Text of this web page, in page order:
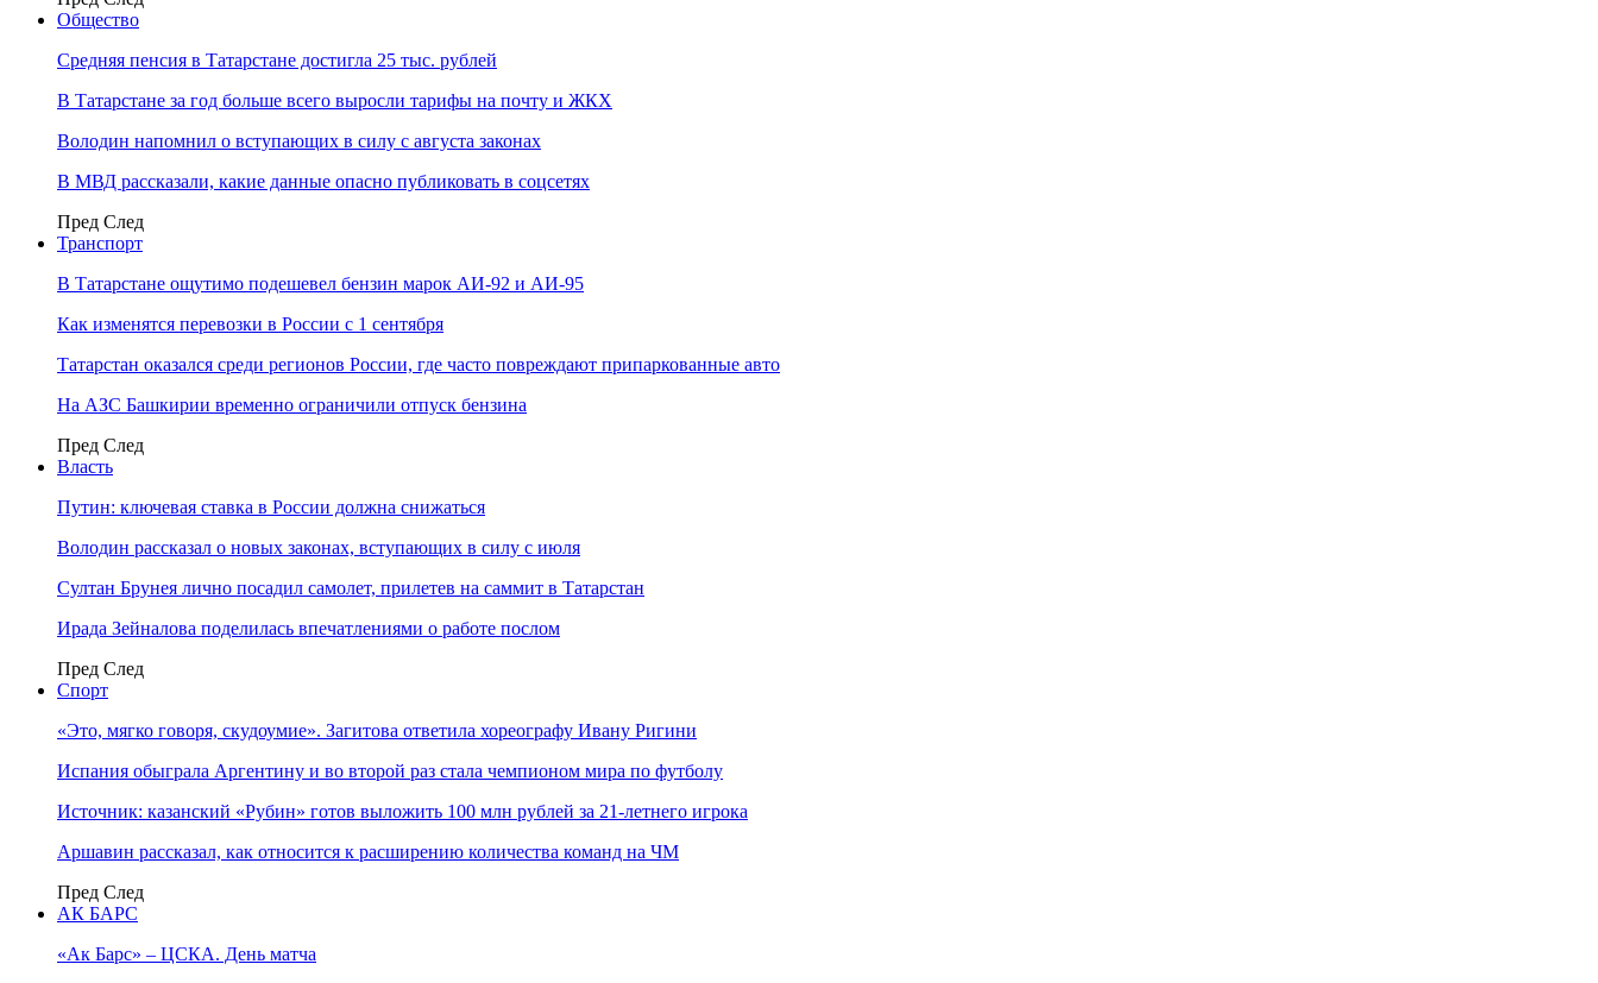
Общество
Средняя пенсия в Татарстане достигла 25 тыс. рублей
В Татарстане за год больше всего выросли тарифы на почту и ЖКХ
Володин напомнил о вступающих в силу с августа законах
В МВД рассказали, какие данные опасно публиковать в соцсетях
Пред След
Транспорт
В Татарстане ощутимо подешевел бензин марок АИ-92 и АИ-95
Как изменятся перевозки в России с 1 сентября
Татарстан оказался среди регионов России, где часто повреждают припаркованные авто
На АЗС Башкирии временно ограничили отпуск бензина
Пред След
Власть
Путин: ключевая ставка в России должна снижаться
Володин рассказал о новых законах, вступающих в силу с июля
Султан Брунея лично посадил самолет, прилетев на саммит в Татарстан
Ирада Зейналова поделилась впечатлениями о работе послом
Пред След
Спорт
«Это, мягко говоря, скудоумие». Загитова ответила хореографу Ивану Ригини
Испания обыграла Аргентину и во второй раз стала чемпионом мира по футболу
Источник: казанский «Рубин» готов выложить 100 млн рублей за 21-летнего игрока
Аршавин рассказал, как относится к расширению количества команд на ЧМ
Пред След
АК БАРС
«Ак Барс» – ЦСКА. День матча